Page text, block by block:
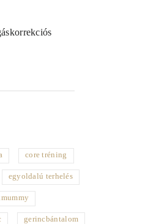
core tréning
egyoldalú terhelés
gerincbántalom